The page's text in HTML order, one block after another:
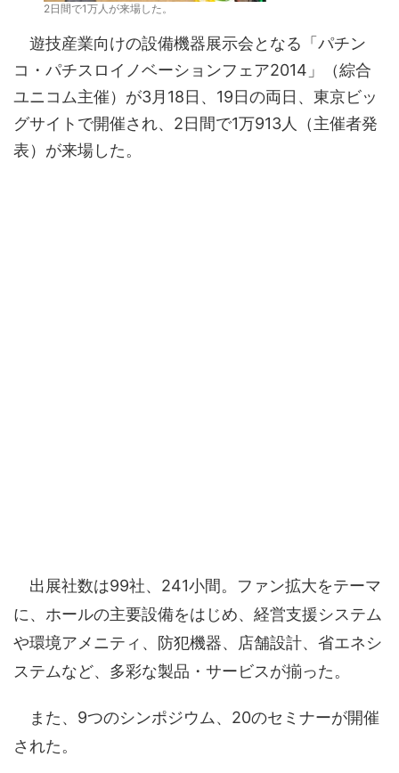
2日間で1万人が来場した。
遊技産業向けの設備機器展示会となる「パチン
コ・パチスロイノベーションフェア2014」（綜合
ユニコム主催）が3月18日、19日の両日、東京ビッ
グサイトで開催され、2日間で1万913人（主催者発
表）が来場した。
出展社数は99社、241小間。ファン拡大をテーマ
に、ホールの主要設備をはじめ、経営支援システム
や環境アメニティ、防犯機器、店舗設計、省エネシ
ステムなど、多彩な製品・サービスが揃った。
また、9つのシンポジウム、20のセミナーが開催
された。